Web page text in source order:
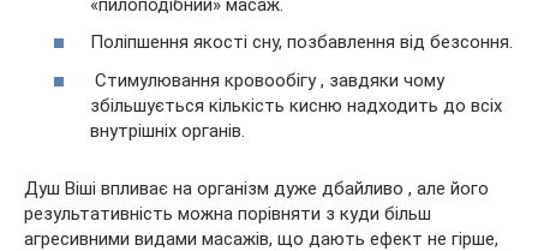
Поліпшення якості сну, позбавлення від безсоння.
Стимулювання кровообігу , завдяки чому
збільшується кількість кисню надходить до всіх
внутрішніх органів.
Душ Віші впливає на організм дуже дбайливо , але його
результативність можна порівняти з куди більш
агресивними видами масажів, що дають ефект не гірше,